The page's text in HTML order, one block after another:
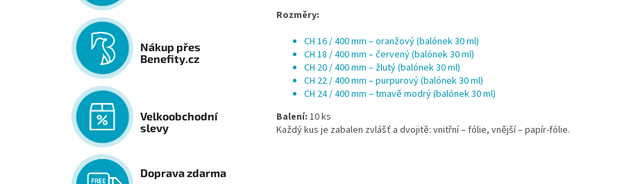
Nákup přes
Benefity.cz
Velkoobchodní
slevy
Doprava zdarma
Rozměry:
CH 16 / 400 mm – oranžový (balónek 30 ml)
CH 18 / 400 mm – červený (balónek 30 ml)
CH 20 / 400 mm – žlutý (balónek 30 ml)
CH 22 / 400 mm – purpurový (balónek 30 ml)
CH 24 / 400 mm – tmavě modrý (balónek 30 ml)
Balení: 10 ks
Každý kus je zabalen zvlášť a dvojitě: vnitřní – fólie, vnější – papír-fólie.